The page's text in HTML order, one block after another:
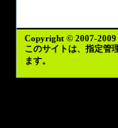
Copyright © 2007-
このサイトは、指定管
ます。